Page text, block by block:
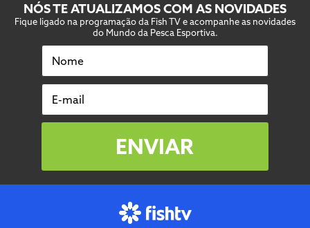
NÓS TE ATUALIZAMOS COM AS NOVIDADES
Fique ligado na programação da Fish TV e acompanhe as novidades
do Mundo da Pesca Esportiva.
Nome
E-mail
ENVIAR